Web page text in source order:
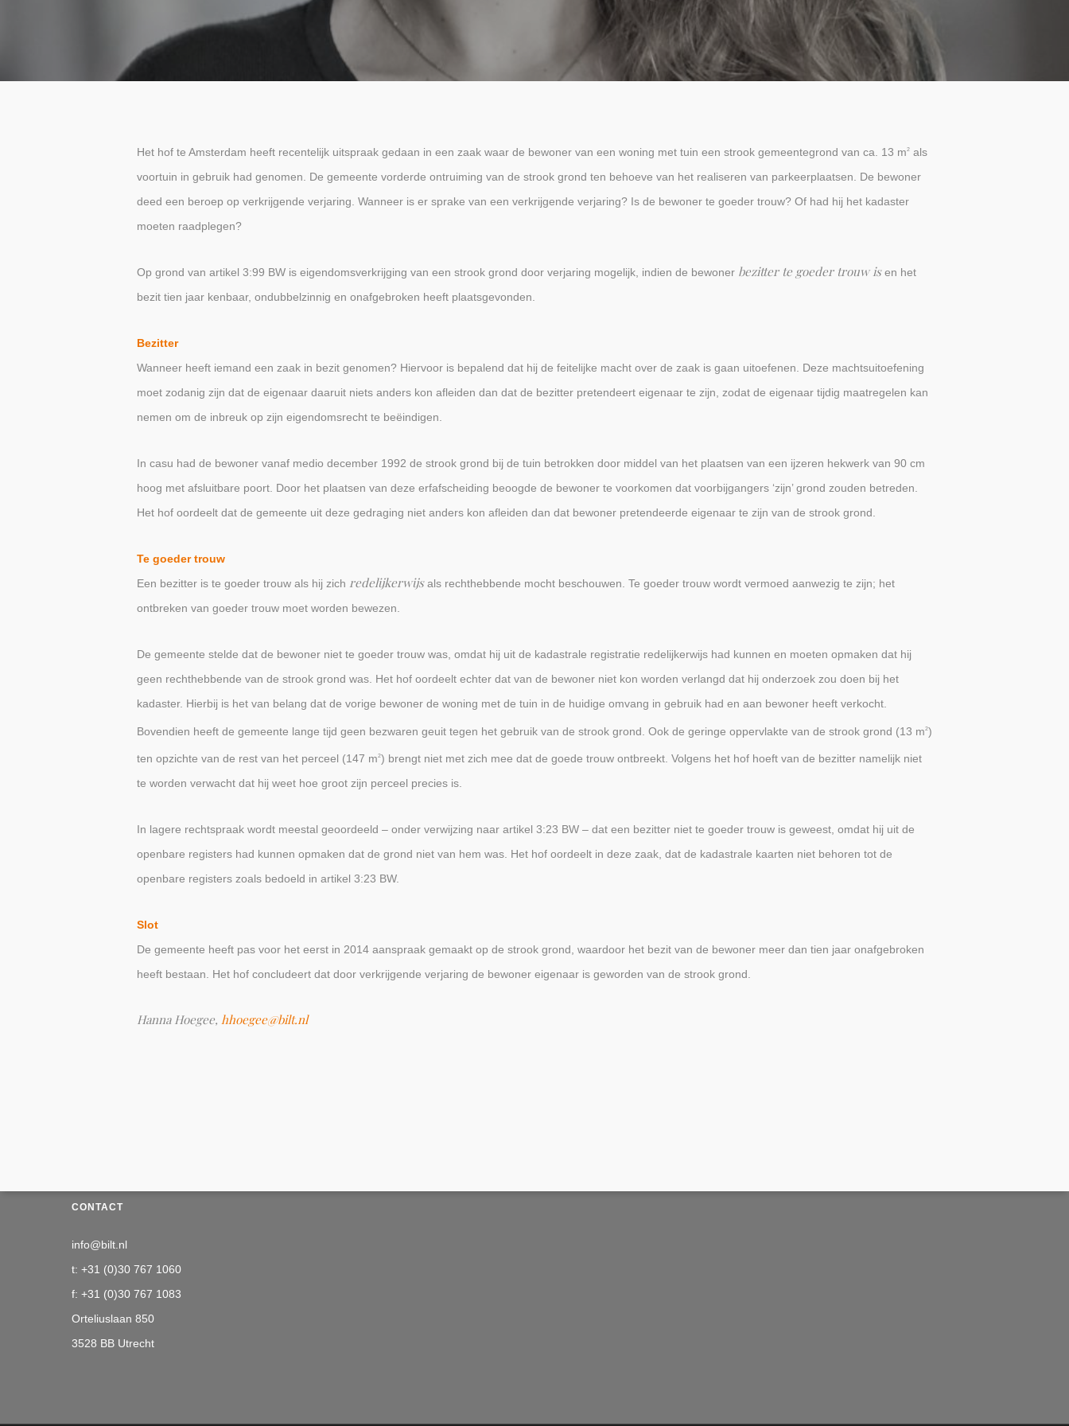
Het hof te Amsterdam heeft recentelijk uitspraak gedaan in een zaak waar de bewoner van een woning met tuin een strook gemeentegrond van ca. 13 m2 als
voortuin in gebruik had genomen. De gemeente vorderde ontruiming van de strook grond ten behoeve van het realiseren van parkeerplaatsen. De bewoner
deed een beroep op verkrijgende verjaring. Wanneer is er sprake van een verkrijgende verjaring? Is de bewoner te goeder trouw? Of had hij het kadaster
moeten raadplegen?
Op grond van artikel 3:99 BW is eigendomsverkrijging van een strook grond door verjaring mogelijk, indien de bewoner bezitter te goeder trouw isen het
bezit tien jaar kenbaar, ondubbelzinnig en onafgebroken heeft plaatsgevonden.
Bezitter
Wanneer heeft iemand een zaak in bezit genomen? Hiervoor is bepalend dat hij de feitelijke macht over de zaak is gaan uitoefenen. Deze machtsuitoefening
moet zodanig zijn dat de eigenaar daaruit niets anders kon afleiden dan dat de bezitter pretendeert eigenaar te zijn, zodat de eigenaar tijdig maatregelen kan
nemen om de inbreuk op zijn eigendomsrecht te beëindigen.
In casu had de bewoner vanaf medio december 1992 de strook grond bij de tuin betrokken door middel van het plaatsen van een ijzeren hekwerk van 90 cm
hoog met afsluitbare poort. Door het plaatsen van deze erfafscheiding beoogde de bewoner te voorkomen dat voorbijgangers ‘zijn’ grond zouden betreden.
Het hof oordeelt dat de gemeente uit deze gedraging niet anders kon afleiden dan dat bewoner pretendeerde eigenaar te zijn van de strook grond.
Te goeder trouw
Een bezitter is te goeder trouw als hij zich redelijkerwijsals rechthebbende mocht beschouwen. Te goeder trouw wordt vermoed aanwezig te zijn; het
ontbreken van goeder trouw moet worden bewezen.
De gemeente stelde dat de bewoner niet te goeder trouw was, omdat hij uit de kadastrale registratie redelijkerwijs had kunnen en moeten opmaken dat hij
geen rechthebbende van de strook grond was. Het hof oordeelt echter dat van de bewoner niet kon worden verlangd dat hij onderzoek zou doen bij het
kadaster. Hierbij is het van belang dat de vorige bewoner de woning met de tuin in de huidige omvang in gebruik had en aan bewoner heeft verkocht.
Bovendien heeft de gemeente lange tijd geen bezwaren geuit tegen het gebruik van de strook grond. Ook de geringe oppervlakte van de strook grond (13 m2)
ten opzichte van de rest van het perceel (147 m2) brengt niet met zich mee dat de goede trouw ontbreekt. Volgens het hof hoeft van de bezitter namelijk niet
te worden verwacht dat hij weet hoe groot zijn perceel precies is.
In lagere rechtspraak wordt meestal geoordeeld – onder verwijzing naar artikel 3:23 BW – dat een bezitter niet te goeder trouw is geweest, omdat hij uit de
openbare registers had kunnen opmaken dat de grond niet van hem was. Het hof oordeelt in deze zaak, dat de kadastrale kaarten niet behoren tot de
openbare registers zoals bedoeld in artikel 3:23 BW.
Slot
De gemeente heeft pas voor het eerst in 2014 aanspraak gemaakt op de strook grond, waardoor het bezit van de bewoner meer dan tien jaar onafgebroken
heeft bestaan. Het hof concludeert dat door verkrijgende verjaring de bewoner eigenaar is geworden van de strook grond.
Hanna Hoegee, hhoegee@bilt.nl
CONTACT
info@bilt.nl
t: +31 (0)30 767 1060
f: +31 (0)30 767 1083
Orteliuslaan 850
3528 BB Utrecht